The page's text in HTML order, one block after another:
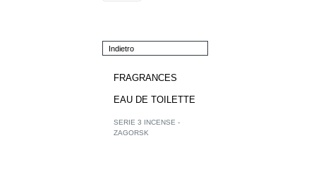
Indietro
FRAGRANCES
EAU DE TOILETTE
SERIE 3 INCENSE -
ZAGORSK